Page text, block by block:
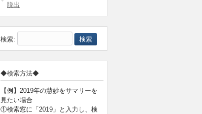
脱出
検索:
◆検索方法◆
【例】2019年の慧妙をサマリーを
見たい場合
①検索窓に「2019」と入力し、検